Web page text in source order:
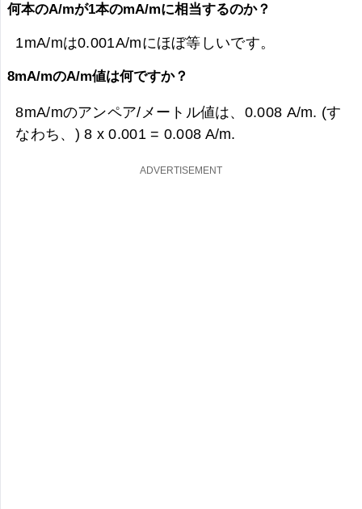
何本のA/mが1本のmA/mに相当するのか？
1mA/mは0.001A/mにほぼ等しいです。
8mA/mのA/m値は何ですか？
8mA/mのアンペア/メートル値は、 0.008 A/m. (す
なわち、) 8 x 0.001 = 0.008 A/m.